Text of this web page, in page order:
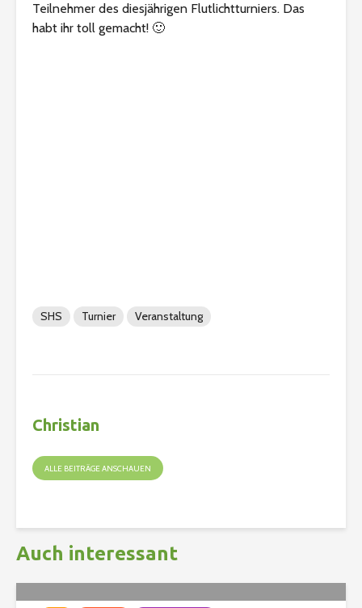
Teilnehmer des diesjährigen Flutlichtturniers. Das
habt ihr toll gemacht! 🙂
SHS Turnier Veranstaltung
Christian
ALLE BEITRÄGE ANSCHAUEN
Auch interessant